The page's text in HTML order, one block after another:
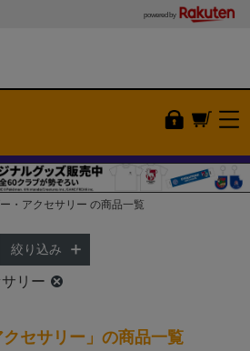
powered by
・アクセサリー の商品一覧
絞り込み
リー
クセサリー」の商品一覧